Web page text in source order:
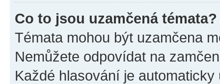
Co to jsou uzamčená témata?
Témata mohou být uzamčena
Nemůžete odpovídat na
Každé hlasování je